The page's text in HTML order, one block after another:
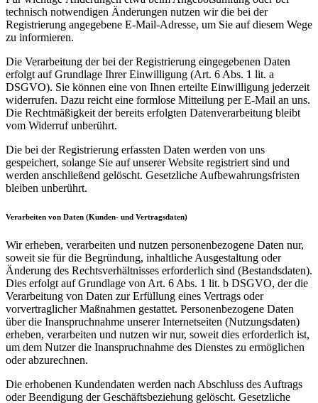
technisch notwendigen Änderungen nutzen wir die bei der
Registrierung angegebene E-Mail-Adresse, um Sie auf diesem Wege
zu informieren.
Die Verarbeitung der bei der Registrierung eingegebenen Daten
erfolgt auf Grundlage Ihrer Einwilligung (Art. 6 Abs. 1 lit. a
DSGVO). Sie können eine von Ihnen erteilte Einwilligung jederzeit
widerrufen. Dazu reicht eine formlose Mitteilung per E-Mail an uns.
Die Rechtmäßigkeit der bereits erfolgten Datenverarbeitung bleibt
vom Widerruf unberührt.
Die bei der Registrierung erfassten Daten werden von uns
gespeichert, solange Sie auf unserer Website registriert sind und
werden anschließend gelöscht. Gesetzliche Aufbewahrungsfristen
bleiben unberührt.
Verarbeiten von Daten (Kunden- und Vertragsdaten)
Wir erheben, verarbeiten und nutzen personenbezogene Daten nur,
soweit sie für die Begründung, inhaltliche Ausgestaltung oder
Änderung des Rechtsverhältnisses erforderlich sind (Bestandsdaten).
Dies erfolgt auf Grundlage von Art. 6 Abs. 1 lit. b DSGVO, der die
Verarbeitung von Daten zur Erfüllung eines Vertrags oder
vorvertraglicher Maßnahmen gestattet. Personenbezogene Daten
über die Inanspruchnahme unserer Internetseiten (Nutzungsdaten)
erheben, verarbeiten und nutzen wir nur, soweit dies erforderlich ist,
um dem Nutzer die Inanspruchnahme des Dienstes zu ermöglichen
oder abzurechnen.
Die erhobenen Kundendaten werden nach Abschluss des Auftrags
oder Beendigung der Geschäftsbeziehung gelöscht. Gesetzliche